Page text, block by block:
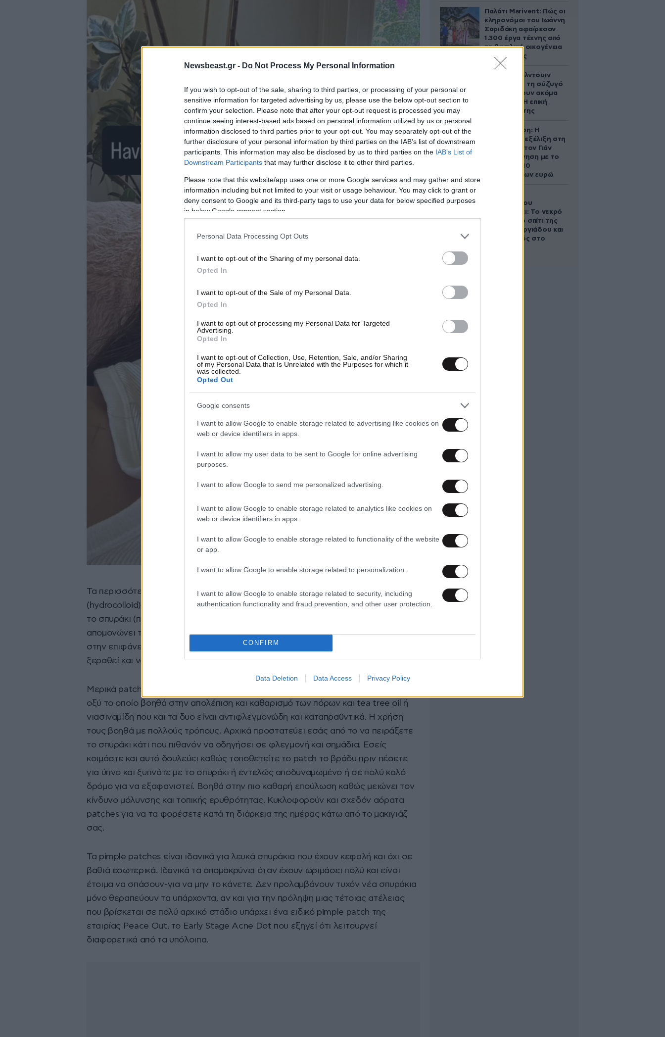
Newsbeast.gr - Do Not Process My Personal Information
If you wish to opt-out of the sale, sharing to third parties, or processing of your personal or
sensitive information for targeted advertising by us, please use the below opt-out section to
confirm your selection. Please note that after your opt-out request is processed you may
continue seeing interest-based ads based on personal information utilized by us or personal
information disclosed to third parties prior to your opt-out. You may separately opt-out of the
further disclosure of your personal information by third parties on the IAB’s list of downstream
participants. This information may also be disclosed by us to third parties on the IAB’s List of
Downstream Participants that may further disclose it to other third parties.
Please note that this website/app uses one or more Google services and may gather and store
information including but not limited to your visit or usage behaviour. You may click to grant or
deny consent to Google and its third-party tags to use your data for below specified purposes
in below Google consent section.
Personal Data Processing Opt Outs
I want to opt-out of the Sharing of my personal data.
Opted In
I want to opt-out of the Sale of my Personal Data.
Opted In
I want to opt-out of processing my Personal Data for Targeted
Advertising.
Opted In
I want to opt-out of Collection, Use, Retention, Sale, and/or Sharing
of my Personal Data that Is Unrelated with the Purposes for which it
was collected.
Opted Out
Google consents
I want to allow Google to enable storage related to advertising like cookies on
web or device identifiers in apps.
I want to allow my user data to be sent to Google for online advertising
purposes.
I want to allow Google to send me personalized advertising.
I want to allow Google to enable storage related to analytics like cookies on
web or device identifiers in apps.
I want to allow Google to enable storage related to functionality of the website
or app.
I want to allow Google to enable storage related to personalization.
I want to allow Google to enable storage related to security, including
authentication functionality and fraud prevention, and other user protection.
CONFIRM
Data Deletion Data Access Privacy Policy
Τα περισσότερα pimple patches είναι φτιαγμένα από υδροκολλοειδές υλικό
(hydrocolloid), το οποίο κάνει πολλές δουλειές ταυτόχρονα: Απορροφά υγρά από
το σπυράκι (πύον, λιπαρότητα) δημιουργώντας ένα προστατευτικό φράγμα που
απομονώνει το σπυράκι από τα μικρόβια και το περιβάλλον. Διατηρεί την υγρασία
στην επιφάνεια του δέρματος, επιτρέποντας στο σπυράκι να επουλωθεί χωρίς να
ξεραθεί και να κάνει κρούστα κάτι που σημαίνει τη μείωση ουλών και σημαδιών.
Μερικά patches μάλιστα περιέχουν και δραστικά συστατικά, όπως το σαλικυλικό
οξύ το οποίο βοηθά στην απολέπιση και καθαρισμό των πόρων και tea tree oil ή
νιασιναμίδη που και τα δυο είναι αντιφλεγμονώδη και καταπραϋντικά. Η χρήση
τους βοηθά με πολλούς τρόπους. Αρχικά προστατεύει εσάς από το να πειράξετε
το σπυράκι κάτι που πιθανόν να οδηγήσει σε φλεγμονή και σημάδια. Εσείς
κοιμάστε και αυτό δουλεύει καθώς τοποθετείτε το patch το βράδυ πριν πέσετε
για ύπνο και ξυπνάτε με το σπυράκι ή εντελώς αποδυναμωμένο ή σε πολύ καλό
δρόμο για να εξαφανιστεί. Βοηθά στην πιο καθαρή επούλωση καθώς μειώνει τον
κίνδυνο μόλυνσης και τοπικής ερυθρότητας. Κυκλοφορούν και σχεδόν αόρατα
patches για να τα φορέσετε κατά τη διάρκεια της ημέρας κάτω από το μακιγιάζ
σας.
Τα pimple patches είναι ιδανικά για λευκά σπυράκια που έχουν κεφαλή και όχι σε
βαθιά εσωτερικά. Ιδανικά τα απομακρύνει όταν έχουν ωριμάσει πολύ και είναι
έτοιμα να σπάσουν-για να μην το κάνετε. Δεν προλαμβάνουν τυχόν νέα σπυράκια
μόνο θεραπεύουν τα υπάρχοντα, αν και για την πρόληψη μιας τέτοιας ατέλειας
που βρίσκεται σε πολύ αρχικό στάδιο υπάρχει ένα ειδικό pimple patch της
εταιρίας Peace Out, το Early Stage Acne Dot που εξηγεί ότι λειτουργεί
διαφορετικά από τα υπόλοιπα.
Παλάτι Marivent: Πώς οι
κληρονόμοι του Ιωάννη
Σαριδάκη αφαίρεσαν
1.300 έργα τέχνης από
τη βασιλική οικογένεια
της Ισπανίας
Ο Άλεκ Μπάλντουιν
ζήτησε από τη σύζυγό
του να κάνουν ακόμα
ένα παιδί – Η επική
αντίδρασή της
Αθηνά Ωνάση: Η
απρόσμενη εξέλιξη στη
διαμάχη με τον Γιάν
Τοπς – Η κίνηση με το
άλογο των 10
εκατομμυρίων ευρώ
Τζώρτζογλου
αποκαλύπτει: Το νεκρό
έμβρυο στο σπίτι της
Μαρίας Γεωργιάδου και
ο εγκλεισμός στο